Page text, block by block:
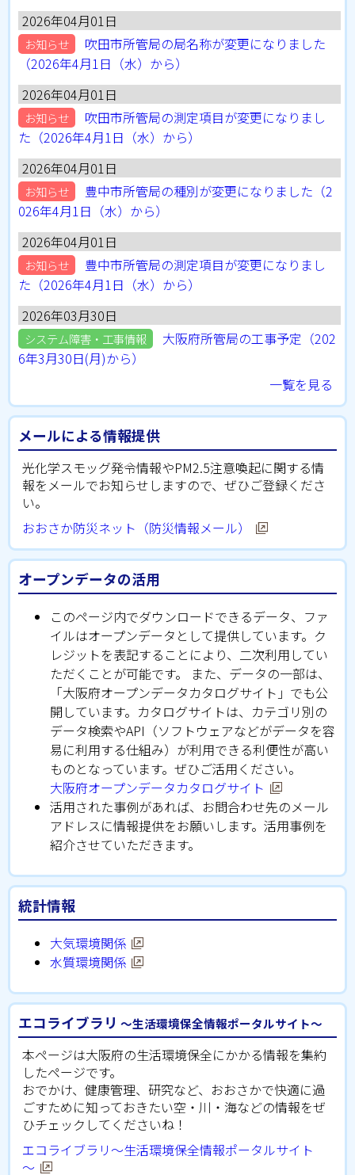
2026年04月01日
お知らせ
吹田市所管局の局名称が変更になりました
（2026年4月1日（水）から）
2026年04月01日
お知らせ
吹田市所管局の測定項目が変更になりまし
た（2026年4月1日（水）から）
2026年04月01日
お知らせ
豊中市所管局の種別が変更になりました（2
026年4月1日（水）から）
2026年04月01日
お知らせ
豊中市所管局の測定項目が変更になりまし
た（2026年4月1日（水）から）
2026年03月30日
システム障害・工事情報
大阪府所管局の工事予定（202
6年3月30日(月)から）
一覧を見る
メールによる情報提供
光化学スモッグ発令情報やPM2.5注意喚起に関する情
報をメールでお知らせしますので、ぜひご登録くださ
い。
おおさか防災ネット（防災情報メール）
オープンデータの活用
このページ内でダウンロードできるデータ、ファ
イルはオープンデータとして提供しています。ク
レジットを表記することにより、二次利用してい
ただくことが可能です。 また、データの一部は、
「大阪府オープンデータカタログサイト」​でも公
開しています。カタログサイトは、カテゴリ別の
データ検索やAPI（ソフトウェアなどがデータを容
易に利用する仕組み）が利用できる利便性が高い
ものとなっています。ぜひご活用ください。
大阪府オープンデータカタログサイト
活用された事例があれば、お問合わせ先のメール
アドレスに情報提供をお願いします。活用事例を
紹介させていただきます。
統計情報
大気環境関係
水質環境関係
エコライブラリ ～生活環境保全情報ポータルサイト～
本ページは大阪府の生活環境保全にかかる情報を集約
したページです。
おでかけ、健康管理、研究など、おおさかで快適に過
ごすために知っておきたい空・川・海などの情報をぜ
ひチェックしてくださいね！
エコライブラリ～生活環境保全情報ポータルサイト
～